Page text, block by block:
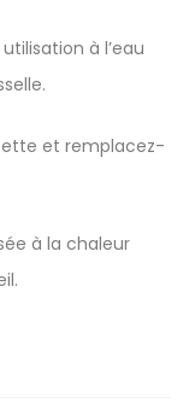
à l’eau
et remplacez-
à la chaleur